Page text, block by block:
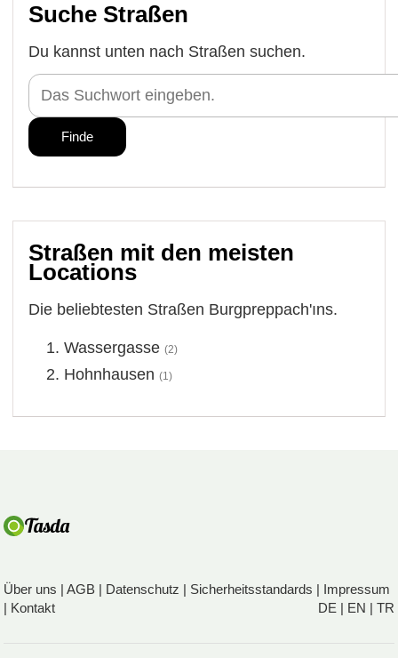
Suche Straßen
Du kannst unten nach Straßen suchen.
Straßen mit den meisten
Locations
Die beliebtesten Straßen Burgpreppach'ıns.
Wassergasse (2)
Hohnhausen (1)
Über uns |AGB Datenschutz Sicherheitsstandards
Impressum
Kontakt DE| EN TR